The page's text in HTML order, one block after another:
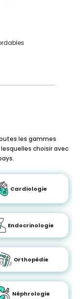
les gammes
choisir avec
Cardiologie
Endocrinologie
Orthopédie
Néphrologie